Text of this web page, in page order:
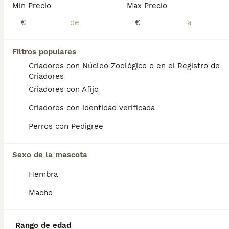
Min Precio
€
Max Precio
€
Filtros populares
Criadores con Núcleo Zoológico o en el Registro de
Criadores
Criadores con Afijo
Criadores con identidad verificada
Perros con Pedigree
Sexo de la mascota
Hembra
Macho
Rango de edad
Carlino-Pug hembra
Carlino - Pug
14 semanas 1
Sexo
, (54.1km)
Carlino - Pug